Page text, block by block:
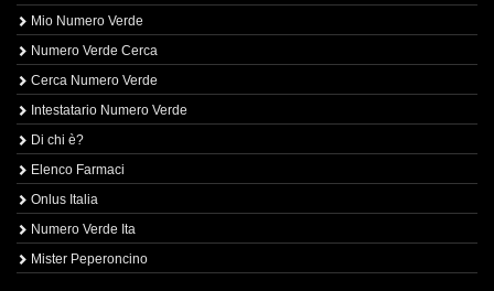
Mio Numero Verde
Numero Verde Cerca
Cerca Numero Verde
Intestatario Numero Verde
Di chi è?
Elenco Farmaci
Onlus Italia
Numero Verde Ita
Mister Peperoncino